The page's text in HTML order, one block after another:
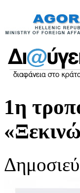
1η